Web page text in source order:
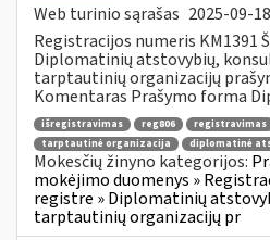
Web turinio sąrašas 2025-09-18
Registracijos numeris KM1391
Diplomatinių atstovybių,
tarptautinių organizacijų
Komentaras Prašymo forma
išregistravimas reg806 registravimas
tarptautinė organizacija
diplomatinė
Mokesčių žinyno kategorijos:
mokėjimo duomenys »
registre » Diplomatinių
tarptautinių organizacijų pr